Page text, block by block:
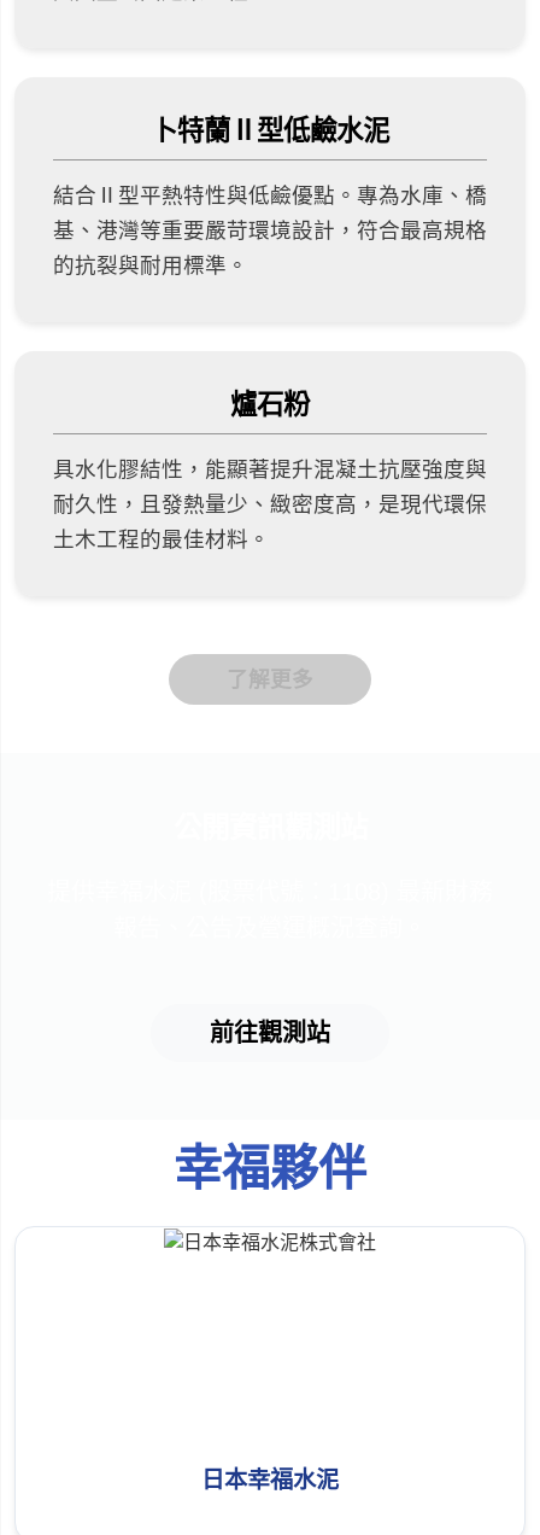
卜特蘭Ⅱ型低鹼水泥
結合Ⅱ型平熱特性與低鹼優點。專為水庫、橋
基、港灣等重要嚴苛環境設計，符合最高規格
的抗裂與耐用標準。
爐石粉
具水化膠結性，能顯著提升混凝土抗壓強度與
耐久性，且發熱量少、緻密度高，是現代環保
土木工程的最佳材料。
了解更多
前往觀測站
幸福夥伴
日本幸福水泥